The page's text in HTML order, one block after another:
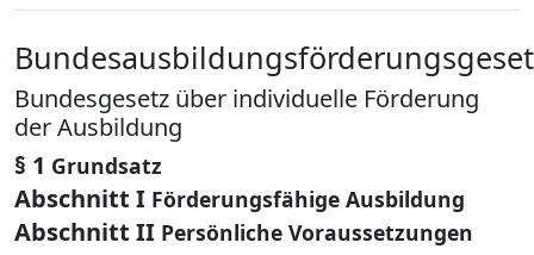
Bundesgesetz über individuelle Förderung
der Ausbildung
§ 1 Grundsatz
Abschnitt I Förderungsfähige Ausbildung
Abschnitt II Persönliche Voraussetzungen